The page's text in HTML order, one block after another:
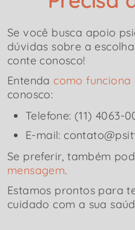
Se você busca apoio
dúvidas sobre a
conte conosco!
Entenda como funciona
conosco:
Telefone: (11) 4063-
E-mail:
Se preferir, também
mensagem.
Estamos prontos para
cuidado com a sua